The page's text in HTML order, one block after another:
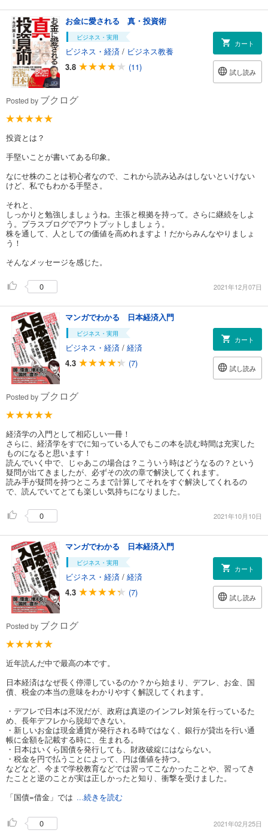
お金に愛される 真・投資術
ビジネス・実用
ビジネス・経済 / ビジネス教養
3.8
(11)
カート
試し読み
Posted by ブクログ
投資とは？
手堅いことが書いてある印象。
なにせ株のことは初心者なので、これから読み込みはしないといけない
けど、私でもわかる手堅さ。
それと、
しっかりと勉強しましょうね。主張と根拠を持って。さらに継続をしよ
う。プラスブログでアウトプットしましょう。
株を通して、人としての価値を高めれますよ！だからみんなやりましょ
う！
そんなメッセージを感じた。
0 2021年12月07日
マンガでわかる 日本経済入門
ビジネス・実用
ビジネス・経済 / 経済
4.3
(7)
カート
試し読み
Posted by ブクログ
経済学の入門として相応しい一冊！
さらに、経済学をすでに知っている人でもこの本を読む時間は充実した
ものになると思います！
読んでいく中で、じゃあこの場合は？こういう時はどうなるの？という
疑問が出てきましたが、必ずその次の章で解決してくれます。
読み手が疑問を持つところまで計算してそれをすぐ解決してくれるの
で、読んでいてとても楽しい気持ちになりました。
0 2021年10月10日
マンガでわかる 日本経済入門
ビジネス・実用
ビジネス・経済 / 経済
4.3
(7)
カート
試し読み
Posted by ブクログ
近年読んだ中で最高の本です。
日本経済はなぜ長く停滞しているのか？から始まり、デフレ、お金、国
債、税金の本当の意味をわかりやすく解説してくれます。
・デフレで日本は不況だが、政府は真逆のインフレ対策を行っているた
め、長年デフレから脱却できない。
・新しいお金は現金通貨が発行される時ではなく、銀行が貸出を行い通
帳に金額を記載する時に、生まれる。
・日本はいくら国債を発行しても、財政破綻にはならない。
・税金を円で払うことによって、円は価値を持つ。
などなど、今まで学校教育などでは習ってこなかったことや、習ってき
たことと逆のことが実は正しかったと知り、衝撃を受けました。
「国債=借金」では ...続きを読む
0 2021年02月25日